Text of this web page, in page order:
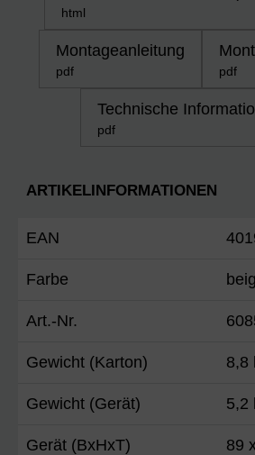
html
Montageanleitung
pdf pdf
Technische
pdf
ARTIKELINFORMATIONEN
EAN
Farbe
Art.-Nr.
Gewicht (Karton) 8,8
Gewicht (Gerät) 5,2
Gerät (BxHxT) 89